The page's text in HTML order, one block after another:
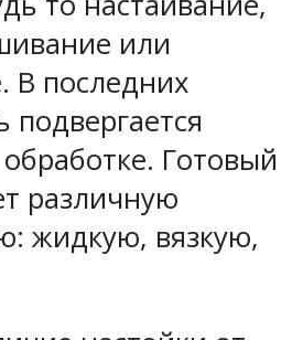
или
В последних
подвергается
Готовый
различную
жидкую, вязкую,